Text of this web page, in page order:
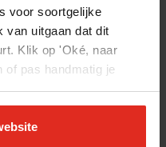
voor soortgelijke
van uitgaan dat dit
Klik op 'Oké, naar
of pas handmatig je
De adviseur
is de regisseur van
je past. De
van de